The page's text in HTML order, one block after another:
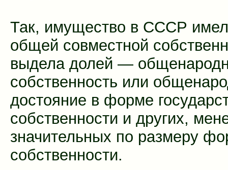
Так, имущество в СССР
общей совместной
выдела долей —
собственность или
достояние в форме
собственности и других,
значительных по размеру
собственности.